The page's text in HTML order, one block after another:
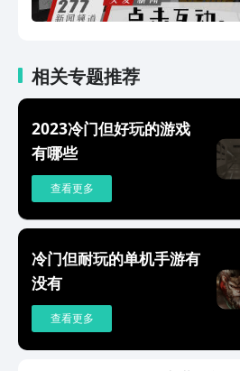
相关专题推荐
2023冷门但好玩的游戏
有哪些
查看更多
冷门但耐玩的单机手游有
没有
查看更多